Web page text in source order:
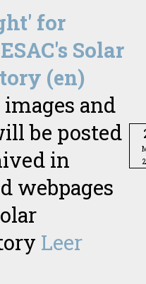
for
Solar
(en)
and
be posted
in
webpages
Leer